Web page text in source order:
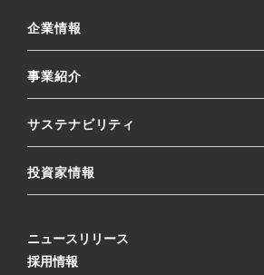
企業情報
事業紹介
サステナビリティ
投資家情報
ニュースリリース
採用情報